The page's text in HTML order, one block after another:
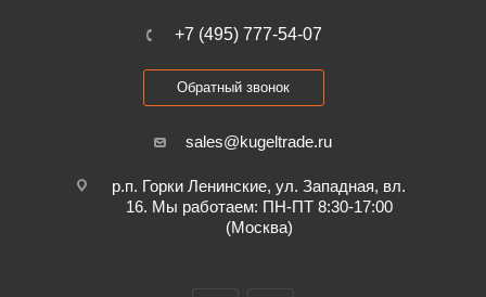
+7 (495) 777-54-07
Обратный звонок
sales@kugeltrade.ru
р.п. Горки Ленинские, ул. Западная, вл.
16. Мы работаем: ПН-ПТ 8:30-17:00
(Москва)